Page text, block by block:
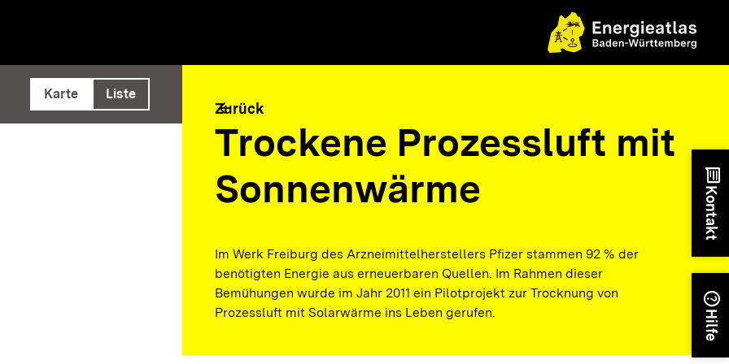
ausführen
Karte Liste
arrow_back
Zurück
Trockene Prozessluft mit
Sonnenwärme
Im Werk Freiburg des Arzneimittelherstellers Pfizer stammen 92 % der
benötigten Energie aus erneuerbaren Quellen. Im Rahmen dieser
Bemühungen wurde im Jahr 2011 ein Pilotprojekt zur Trocknung von
Prozessluft mit Solarwärme ins Leben gerufen.
chat
Kontakt
help
Hilfe